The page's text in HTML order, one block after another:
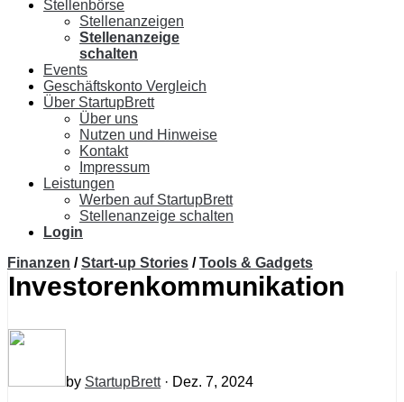
Stellenbörse
Stellenanzeigen
Stellenanzeige
schalten
Events
Geschäftskonto Vergleich
Über StartupBrett
Über uns
Nutzen und Hinweise
Kontakt
Impressum
Leistungen
Werben auf StartupBrett
Stellenanzeige schalten
Login
Finanzen / Start-up Stories / Tools & Gadgets
Investorenkommunikation
by StartupBrett· Dez. 7, 2024